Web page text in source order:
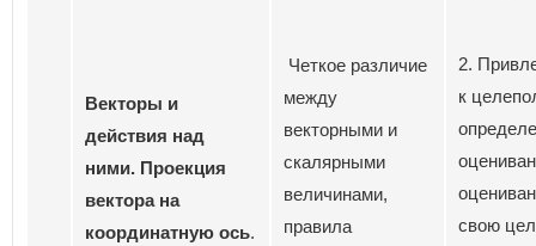
Векторы и
действия над
ними. Проекция
вектора на
координатную ось.
Четкое различие
между
векторными и
скалярными
величинами,
правила
2.
к
свою